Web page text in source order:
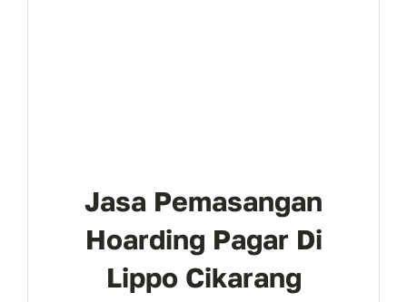
Jasa Pemasangan
Hoarding Pagar Di
Lippo Cikarang